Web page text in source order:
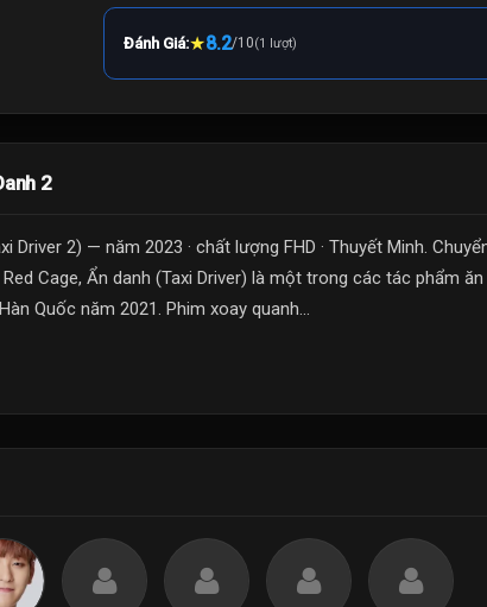
Đánh Giá:★8.2/10(1 lượt)
2
Driver 2) — năm 2023 · chất lượng FHD · Thuyết Minh.
Cage, Ẩn danh (Taxi Driver) là một trong các tác phẩm ăn
Quốc năm 2021. Phim xoay quanh...